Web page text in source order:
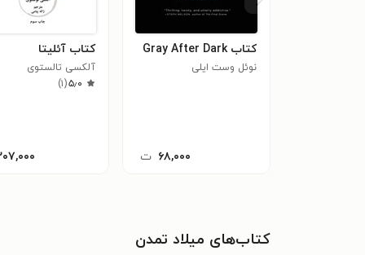
کتاب Gray After Dark
نوئل وست ایلی
۶۸,۰۰۰ ت
کتاب آئلیتا
آلکسی تالستوی
۵٫۰(۱)
کتاب‌های میلاد تمدن